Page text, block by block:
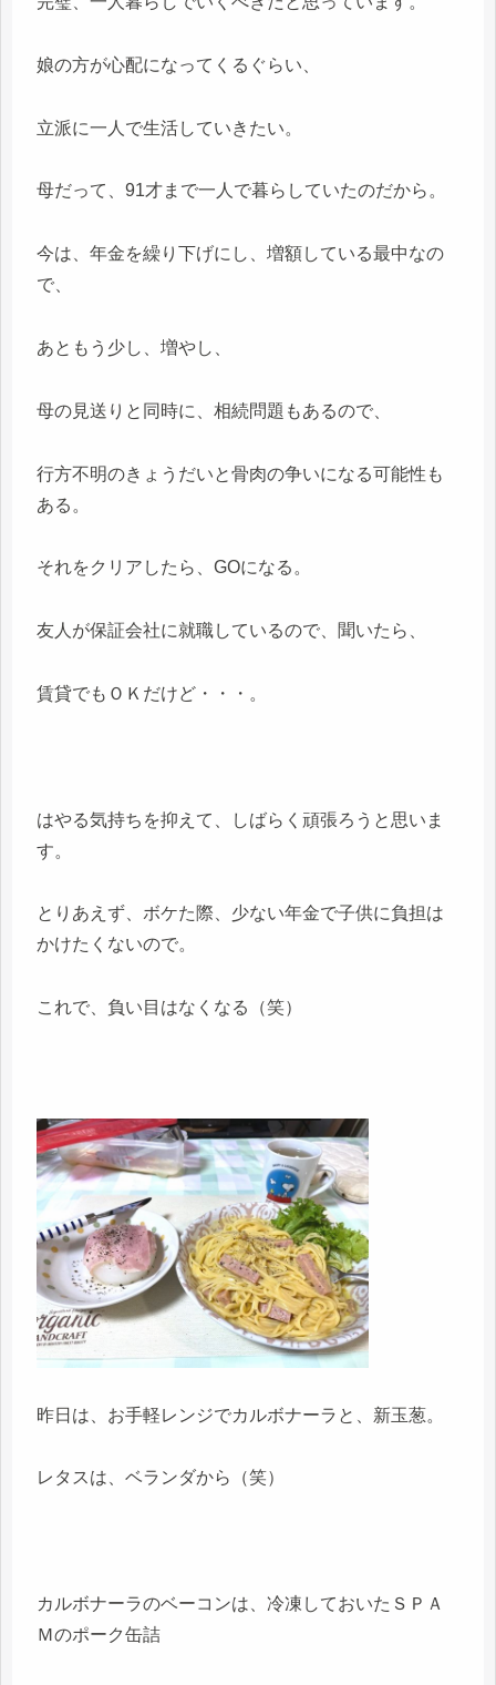
娘の方が心配になってくるぐらい、
立派に一人で生活していきたい。
母だって、91才まで一人で暮らしていたのだから。
今は、年金を繰り下げにし、増額している最中なの
で、
あともう少し、増やし、
母の見送りと同時に、相続問題もあるので、
行方不明のきょうだいと骨肉の争いになる可能性も
ある。
それをクリアしたら、GOになる。
友人が保証会社に就職しているので、聞いたら、
賃貸でもＯＫだけど・・・。
はやる気持ちを抑えて、しばらく頑張ろうと思いま
す。
とりあえず、ボケた際、少ない年金で子供に負担は
かけたくないので。
これで、負い目はなくなる（笑）
昨日は、お手軽レンジでカルボナーラと、新玉葱。
レタスは、ベランダから（笑）
カルボナーラのベーコンは、冷凍しておいたＳＰＡ
Ｍのポーク缶詰